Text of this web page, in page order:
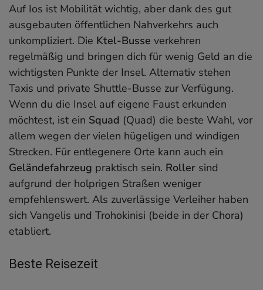
Auf Ios ist Mobilität wichtig, aber dank des gut
ausgebauten öffentlichen Nahverkehrs auch
unkompliziert. Die Ktel-Busse verkehren
regelmäßig und bringen dich für wenig Geld an die
wichtigsten Punkte der Insel. Alternativ stehen
Taxis und private Shuttle-Busse zur Verfügung.
Wenn du die Insel auf eigene Faust erkunden
möchtest, ist ein Squad (Quad) die beste Wahl, vor
allem wegen der vielen hügeligen und windigen
Strecken. Für entlegenere Orte kann auch ein
Geländefahrzeug praktisch sein. Roller sind
aufgrund der holprigen Straßen weniger
empfehlenswert. Als zuverlässige Verleiher haben
sich Vangelis und Trohokinisi (beide in der Chora)
etabliert.
Beste Reisezeit